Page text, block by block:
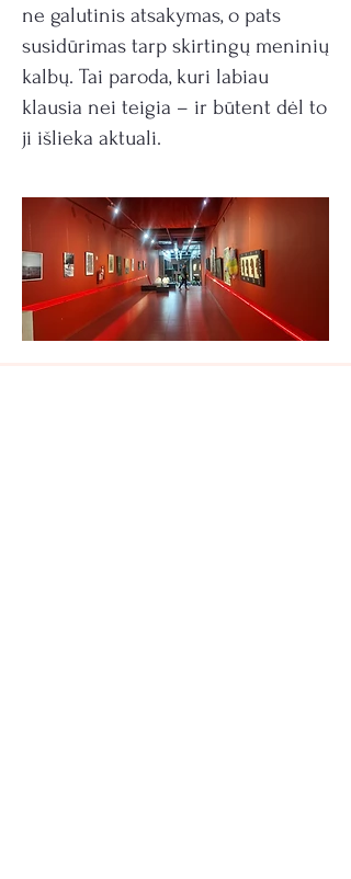
ne galutinis atsakymas, o pats
susidūrimas tarp skirtingų meninių
kalbų. Tai paroda, kuri labiau
klausia nei teigia – ir būtent dėl to
ji išlieka aktuali.